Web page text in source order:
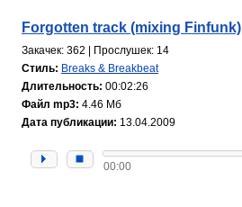
Forgotten track (mixing Finfunk)
Закачек: 362 | Прослушек: 14
Стиль: Breaks & Breakbeat
Длительность: 00:02:26
Файл mp3: 4.46 Мб
Дата публикации: 13.04.2009
00:00